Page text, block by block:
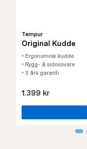
Tempur
Original Kudde
• Ergonomisk kudde
• Rygg- & sidosovare
• 3 års garanti
1.399 kr